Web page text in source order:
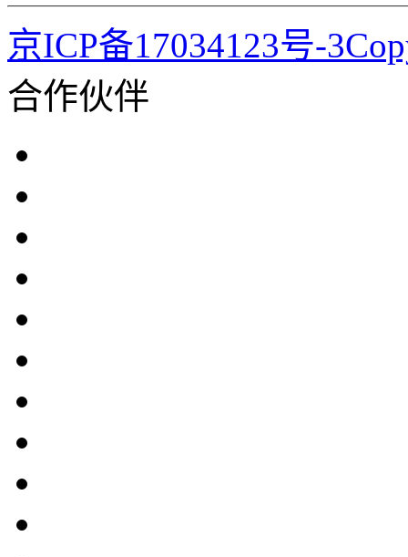
京ICP备17034123号-
合作伙伴